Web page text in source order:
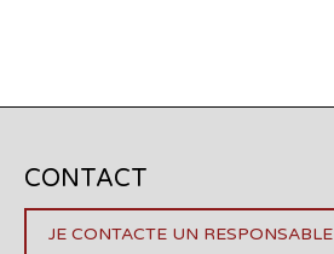
CONTACT
JE CONTACTE UN RESPONSABLE